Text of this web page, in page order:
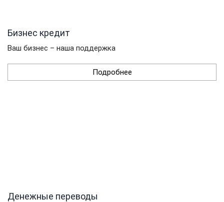
Бизнес кредит
Ваш бизнес – наша поддержка
Подробнее
Денежные переводы